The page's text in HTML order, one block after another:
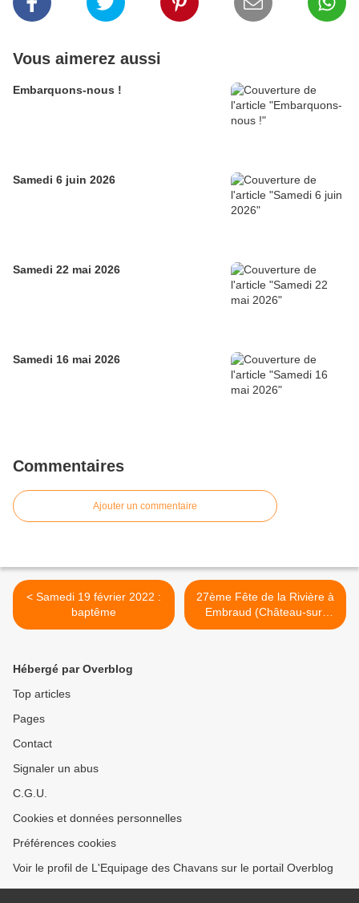
Vous aimerez aussi
Embarquons-nous !
Samedi 6 juin 2026
Samedi 22 mai 2026
Samedi 16 mai 2026
Commentaires
Ajouter un commentaire
< Samedi 19 février 2022 :
baptême
27ème Fête de la Rivière à
Embraud (Château-sur-
Allier) >
Hébergé par Overblog
Top articles
Pages
Contact
Signaler un abus
C.G.U.
Cookies et données personnelles
Préférences cookies
Voir le profil de L'Equipage des Chavans sur le portail Overblog